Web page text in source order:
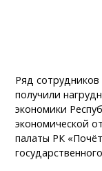
Ряд
получили
экономики
экономической
палаты РК